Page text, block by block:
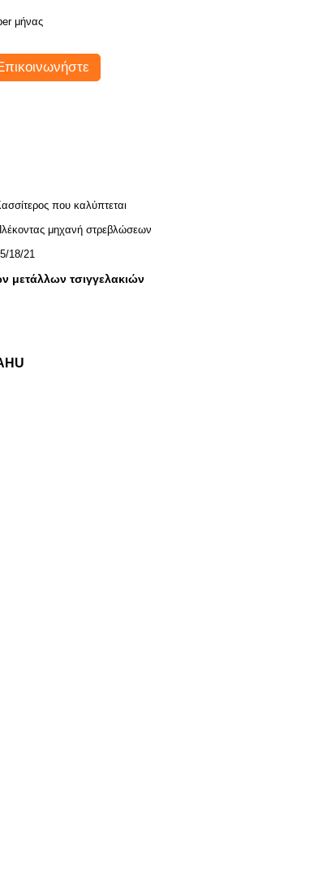
μήνας
που καλύπτεται
μηχανή στρεβλώσεων
18/21
μετάλλων τσιγγελακιών